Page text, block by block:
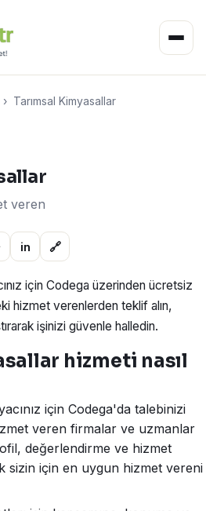
› Tarımsal Kimyasallar
veren
in 🔗
için Codega üzerinden ücretsiz
hizmet verenlerden teklif alın,
işinizi güvenle halledin.
hizmeti nasıl
için Codega'da talebinizi
veren firmalar ve uzmanlar
değerlendirme ve hizmet
sizin için en uygun hizmet vereni